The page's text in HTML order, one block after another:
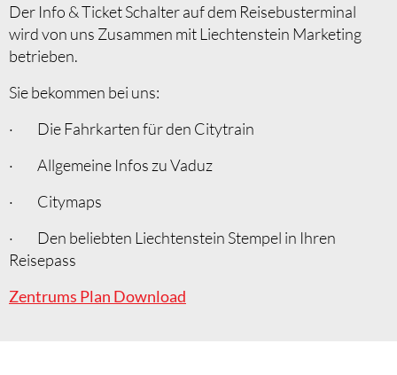
Der Info & Ticket Schalter auf dem Reisebusterminal
wird von uns Zusammen mit Liechtenstein Marketing
betrieben.
Sie bekommen bei uns:
· Die Fahrkarten für den Citytrain
· Allgemeine Infos zu Vaduz
· Citymaps
· Den beliebten Liechtenstein Stempel in Ihren
Reisepass
Zentrums Plan Download